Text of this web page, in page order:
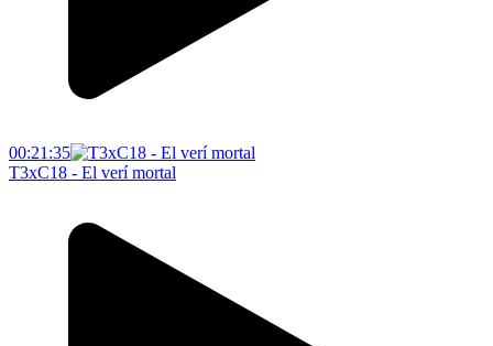
00:21:35
T3xC18 - El verí mortal